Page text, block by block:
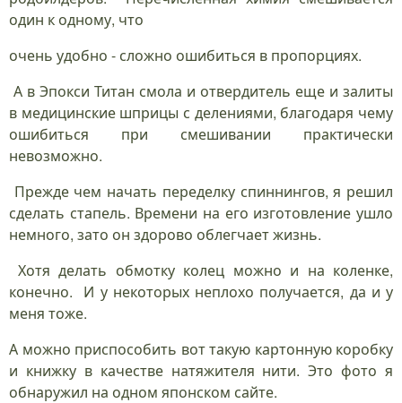
один к одному, что
очень удобно - сложно ошибиться в пропорциях.
А в Эпокси Титан смола и отвердитель еще и залиты
в медицинские шприцы с делениями, благодаря чему
ошибиться при смешивании практически
невозможно.
Прежде чем начать переделку спиннингов, я решил
сделать стапель. Времени на его изготовление ушло
немного, зато он здорово облегчает жизнь.
Хотя делать обмотку колец можно и на коленке,
конечно. И у некоторых неплохо получается, да и у
меня тоже.
А можно приспособить вот такую картонную коробку
и книжку в качестве натяжителя нити. Это фото я
обнаружил на одном японском сайте.